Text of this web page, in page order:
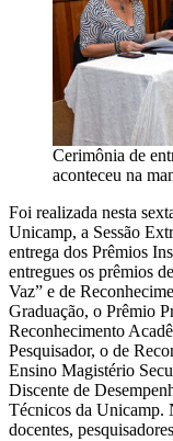
Cerimônia de
aconteceu na
Foi realizada nesta
Unicamp, a Sessão
entrega dos Prêmios
entregues os prêmios
Vaz” e de
Graduação, o Prêmio
Reconhecimento
Pesquisador, o de
Ensino Magistério
Discente de
Técnicos da Unicamp.
docentes,